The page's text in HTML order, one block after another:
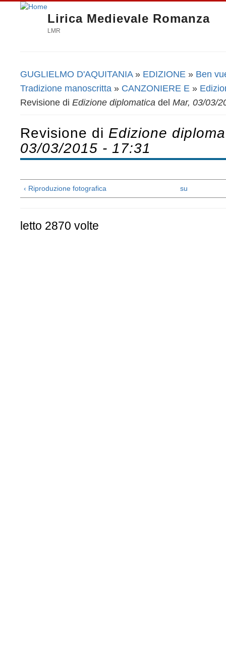
Lirica Medievale Romanza
LMR
Tu sei qui
GUGLIELMO D'AQUITANIA» EDIZIONE » Ben
Tradizione manoscritta » CANZONIERE E »
Revisione di Edizione diplomatica del Mar, 03/03/
Revisione di Edizione
03/03/2015 - 17:31
‹ Riproduzione fotografica su
letto 2870 volte